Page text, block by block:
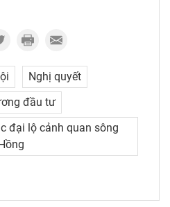
Nghị quyết
đầu tư
đại lộ cảnh quan sông